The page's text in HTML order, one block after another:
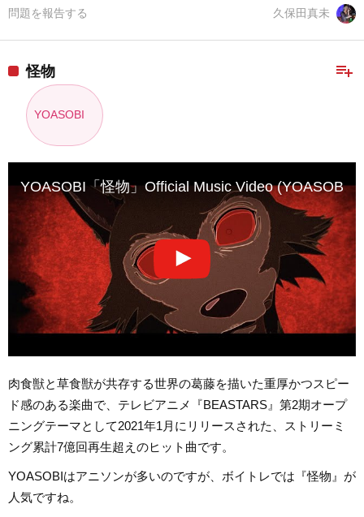
久保田真未
問題を報告する
playlist_add
怪物
YOASOBI
YOASOBI「怪物」Official Music Video (YOASOBI –
肉食獣と草食獣が共存する世界の葛藤を描いた重厚かつスピー
ド感のある楽曲で、テレビアニメ『BEASTARS』第2期オープ
ニングテーマとして2021年1月にリリースされた、ストリーミ
ング累計7億回再生超えのヒット曲です。
YOASOBIはアニソンが多いのですが、ボイトレでは『怪物』が
人気ですね。